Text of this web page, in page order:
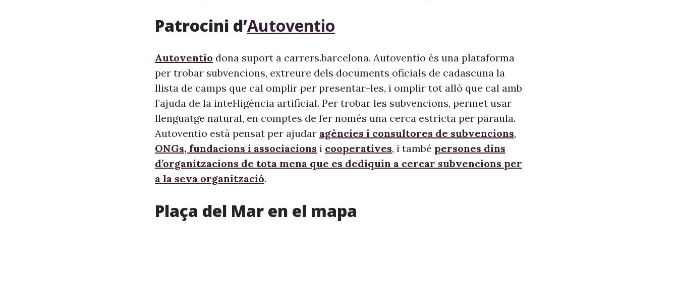
Patrocini d’Autoventio
Autoventio dona suport a carrers.barcelona. Autoventio és una plataforma
per trobar subvencions, extreure dels documents oficials de cadascuna la
llista de camps que cal omplir per presentar-les, i omplir tot allò que cal amb
l’ajuda de la intel·ligència artificial. Per trobar les subvencions, permet usar
llenguatge natural, en comptes de fer només una cerca estricta per paraula.
Autoventio està pensat per ajudar agències i consultores de subvencions,
ONGs, fundacions i associacions i cooperatives, i també persones dins
d’organitzacions de tota mena que es dediquin a cercar subvencions per
a la seva organització.
Plaça del Mar en el mapa